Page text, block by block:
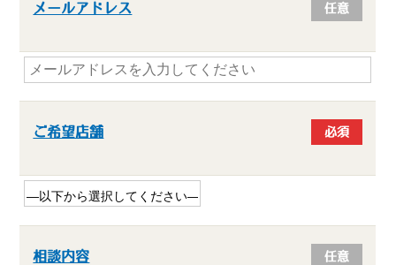
メールアドレス 任意
ご希望店舗 必須
相談内容 任意